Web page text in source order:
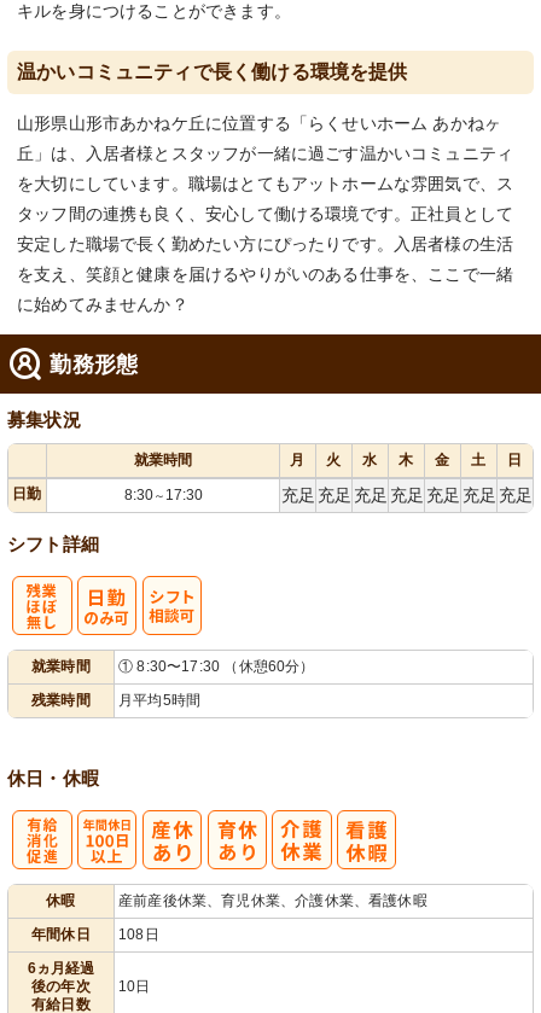
キルを身につけることができます。
温かいコミュニティで長く働ける環境を提供
山形県山形市あかねケ丘に位置する「らくせいホーム あかねヶ
丘」は、入居者様とスタッフが一緒に過ごす温かいコミュニティ
を大切にしています。職場はとてもアットホームな雰囲気で、ス
タッフ間の連携も良く、安心して働ける環境です。正社員として
安定した職場で長く勤めたい方にぴったりです。入居者様の生活
を支え、笑顔と健康を届けるやりがいのある仕事を、ここで一緒
に始めてみませんか？
勤務形態
募集状況
就業時間 月 火 水 木 金 土
日
日勤
8:30～ 17:30 充足 充足 充足 充足 充足 充足 充足
シフト詳細
就業時間
① 8:30〜17:30 （休憩60分）
残業時間
月平均5時間
休日・休暇
休暇
産前産後休業、育児休業、介護休業、看護休暇
年間休日
108日
6ヵ月経過
後の年次
有給日数
10日